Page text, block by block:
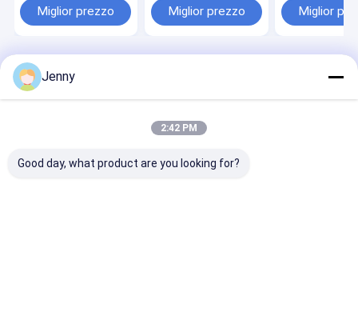
per 60000-80000
impressioni
Miglior prezzo
per la stampa di
giornali
Miglior prezzo
laser 100-140
Mj/cm2 in
Miglior
cinese.Copyright © 2026 Chuangda (Shenzhen) Printing Equipment
Group. All Rights Reserved.
Jenny
2:42 PM
Good day, what product are you looking for?